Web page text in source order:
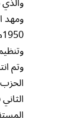
ومهد
وتم